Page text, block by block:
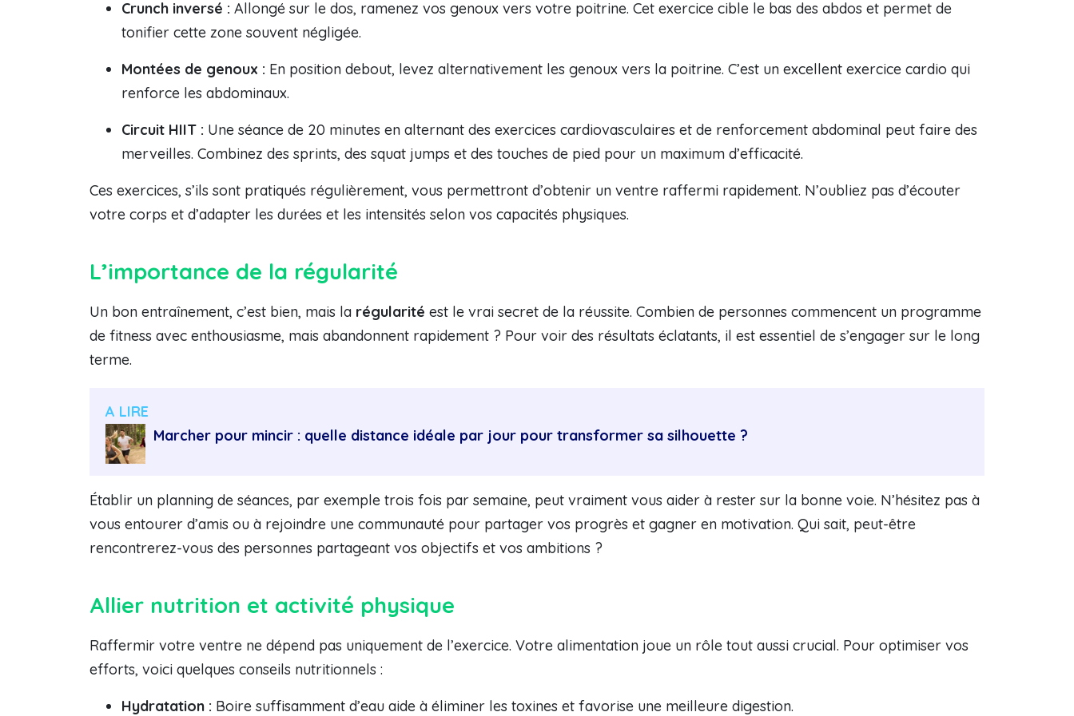
Crunch inversé : Allongé sur le dos, ramenez vos genoux vers votre poitrine. Cet exercice cible le bas des abdos et permet de
tonifier cette zone souvent négligée.
Montées de genoux : En position debout, levez alternativement les genoux vers la poitrine. C’est un excellent exercice cardio qui
renforce les abdominaux.
Circuit HIIT : Une séance de 20 minutes en alternant des exercices cardiovasculaires et de renforcement abdominal peut faire des
merveilles. Combinez des sprints, des squat jumps et des touches de pied pour un maximum d’efficacité.
Ces exercices, s’ils sont pratiqués régulièrement, vous permettront d’obtenir un ventre raffermi rapidement. N’oubliez pas d’écouter
votre corps et d’adapter les durées et les intensités selon vos capacités physiques.
L’importance de la régularité
Un bon entraînement, c’est bien, mais la régularité est le vrai secret de la réussite. Combien de personnes commencent un programme
de fitness avec enthousiasme, mais abandonnent rapidement ? Pour voir des résultats éclatants, il est essentiel de s’engager sur le long
terme.
A LIRE
Marcher pour mincir : quelle distance idéale par jour pour transformer sa silhouette ?
Établir un planning de séances, par exemple trois fois par semaine, peut vraiment vous aider à rester sur la bonne voie. N’hésitez pas à
vous entourer d’amis ou à rejoindre une communauté pour partager vos progrès et gagner en motivation. Qui sait, peut-être
rencontrerez-vous des personnes partageant vos objectifs et vos ambitions ?
Allier nutrition et activité physique
Raffermir votre ventre ne dépend pas uniquement de l’exercice. Votre alimentation joue un rôle tout aussi crucial. Pour optimiser vos
efforts, voici quelques conseils nutritionnels :
Hydratation : Boire suffisamment d’eau aide à éliminer les toxines et favorise une meilleure digestion.